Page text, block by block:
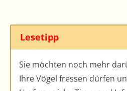
Lesetipp
Sie möchten noch mehr
Ihre Vögel fressen dürfen